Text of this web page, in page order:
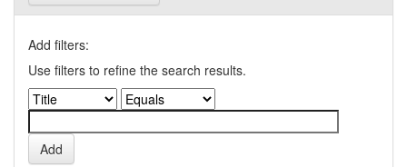
Add filters:
Use filters to refine the search results.